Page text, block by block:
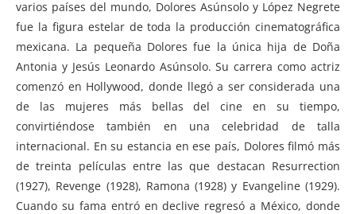
varios países del mundo, Dolores Asúnsolo y López Negrete
fue la figura estelar de toda la producción cinematográfica
mexicana. La pequeña Dolores fue la única hija de Doña
Antonia y Jesús Leonardo Asúnsolo. Su carrera como actriz
comenzó en Hollywood, donde llegó a ser considerada una
de las mujeres más bellas del cine en su tiempo,
convirtiéndose también en una celebridad de talla
internacional. En su estancia en ese país, Dolores filmó más
de treinta películas entre las que destacan Resurrection
(1927), Revenge (1928), Ramona (1928) y Evangeline (1929).
Cuando su fama entró en declive regresó a México, donde